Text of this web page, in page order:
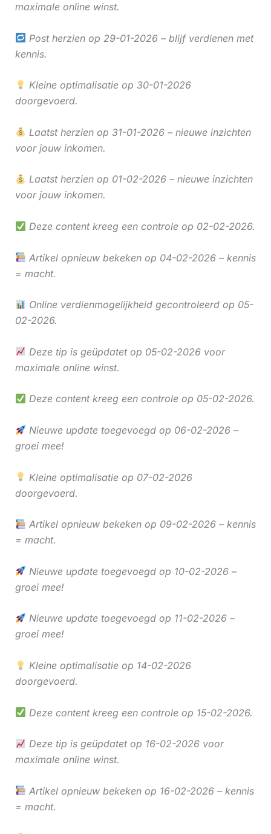
maximale online winst.
Post herzien op 29-01-2026 – blijf verdienen met
kennis.
Kleine optimalisatie op 30-01-2026
doorgevoerd.
Laatst herzien op 31-01-2026 – nieuwe inzichten
voor jouw inkomen.
Laatst herzien op 01-02-2026 – nieuwe inzichten
voor jouw inkomen.
Deze content kreeg een controle op 02-02-2026.
Artikel opnieuw bekeken op 04-02-2026 – kennis
= macht.
Online verdienmogelijkheid gecontroleerd op 05-
02-2026.
Deze tip is geüpdatet op 05-02-2026 voor
maximale online winst.
Deze content kreeg een controle op 05-02-2026.
Nieuwe update toegevoegd op 06-02-2026 –
groei mee!
Kleine optimalisatie op 07-02-2026
doorgevoerd.
Artikel opnieuw bekeken op 09-02-2026 – kennis
= macht.
Nieuwe update toegevoegd op 10-02-2026 –
groei mee!
Nieuwe update toegevoegd op 11-02-2026 –
groei mee!
Kleine optimalisatie op 14-02-2026
doorgevoerd.
Deze content kreeg een controle op 15-02-2026.
Deze tip is geüpdatet op 16-02-2026 voor
maximale online winst.
Artikel opnieuw bekeken op 16-02-2026 – kennis
= macht.